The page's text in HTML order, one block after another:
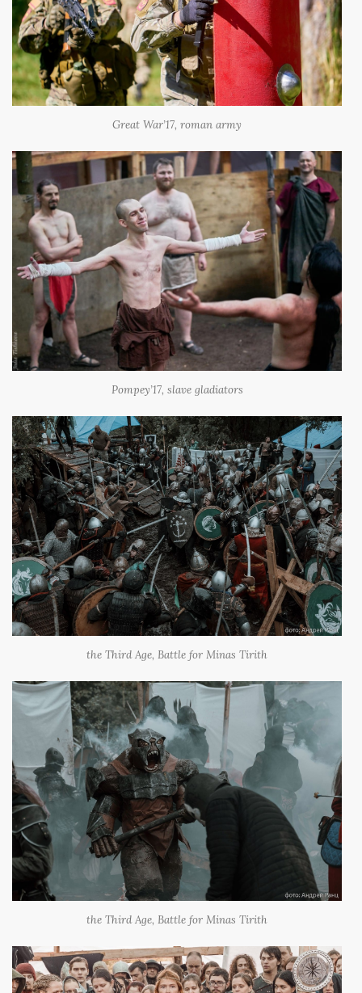
Great War’17, roman army
Pompey’17, slave gladiators
the Third Age, Battle for Minas Tirith
the Third Age, Battle for Minas Tirith